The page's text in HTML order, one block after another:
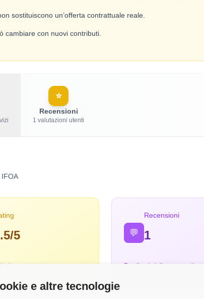
e altre tecnologie
sostituiscono un’offerta contrattuale reale.
cambiare con nuovi contributi.
⭐
Recensioni
1 valutazioni utenti
5 💬
Recensioni
1
Feedback dalla community